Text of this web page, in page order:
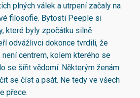
plných válek a utrpení začaly na
filosofie. Bytosti Peeple si
které byly zpočátku silně
odvážlivci dokonce tvrdili, že
není centrem, kolem kterého se
se šířit vědomí. Některým ženám
se číst a psát. Ne tedy ve všech
přece.